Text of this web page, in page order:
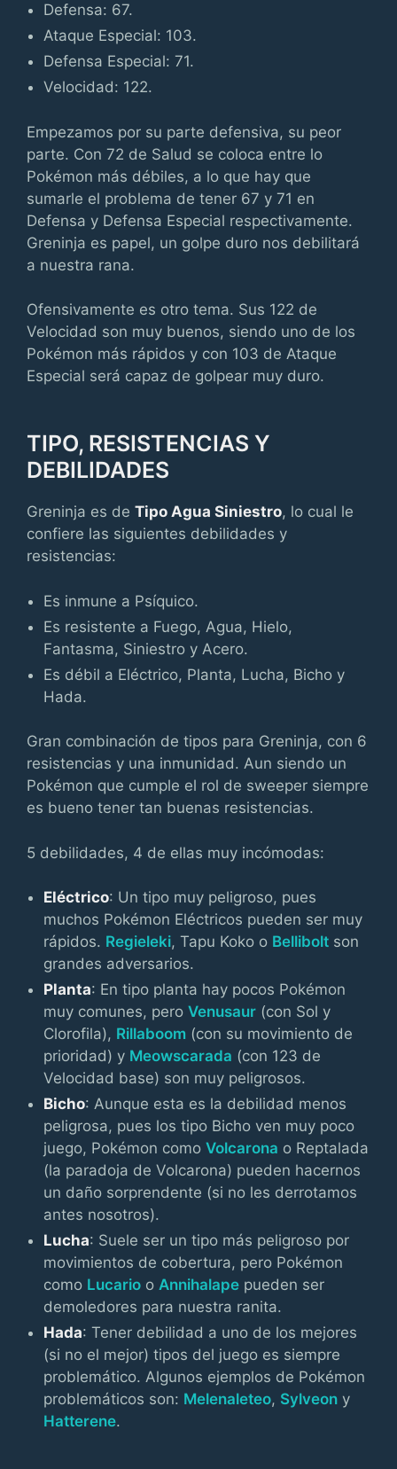
Defensa: 67.
Ataque Especial: 103.
Defensa Especial: 71.
Velocidad: 122.
Empezamos por su parte defensiva, su peor
parte. Con 72 de Salud se coloca entre lo
Pokémon más débiles, a lo que hay que
sumarle el problema de tener 67 y 71 en
Defensa y Defensa Especial respectivamente.
Greninja es papel, un golpe duro nos debilitará
a nuestra rana.
Ofensivamente es otro tema. Sus 122 de
Velocidad son muy buenos, siendo uno de los
Pokémon más rápidos y con 103 de Ataque
Especial será capaz de golpear muy duro.
TIPO, RESISTENCIAS Y
DEBILIDADES
Greninja es de Tipo Agua Siniestro, lo cual le
confiere las siguientes debilidades y
resistencias:
Es inmune a Psíquico.
Es resistente a Fuego, Agua, Hielo,
Fantasma, Siniestro y Acero.
Es débil a Eléctrico, Planta, Lucha, Bicho y
Hada.
Gran combinación de tipos para Greninja, con 6
resistencias y una inmunidad. Aun siendo un
Pokémon que cumple el rol de sweeper siempre
es bueno tener tan buenas resistencias.
5 debilidades, 4 de ellas muy incómodas:
Eléctrico: Un tipo muy peligroso, pues
muchos Pokémon Eléctricos pueden ser muy
rápidos. Regieleki, Tapu Koko o Bellibolt son
grandes adversarios.
Planta: En tipo planta hay pocos Pokémon
muy comunes, peroVenusaur (con Sol y
Clorofila), Rillaboom (con su movimiento de
prioridad) y Meowscarada (con 123 de
Velocidad base) son muy peligrosos.
Bicho: Aunque esta es la debilidad menos
peligrosa, pues los tipo Bicho ven muy poco
juego, Pokémon comoVolcarona o Reptalada
(la paradoja de Volcarona) pueden hacernos
un daño sorprendente (si no les derrotamos
antes nosotros).
Lucha: Suele ser un tipo más peligroso por
movimientos de cobertura, pero Pokémon
como Lucario oAnnihalape pueden ser
demoledores para nuestra ranita.
Hada: Tener debilidad a uno de los mejores
(si no el mejor) tipos del juego es siempre
problemático. Algunos ejemplos de Pokémon
problemáticos son: Melenaleteo, Sylveon y
Hatterene.